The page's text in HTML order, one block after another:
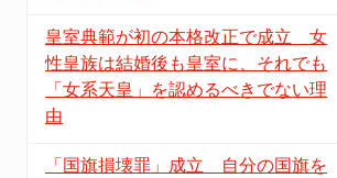
皇室典範が初の本格改正で成立 女
性皇族は結婚後も皇室に、それでも
「女系天皇」を認めるべきでない理
由
「国旗損壊罪」成立 自分の国旗を